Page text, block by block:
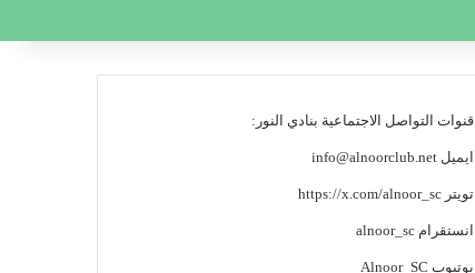
قنوات التواصل الاجتماعية بنادي النور:
ايميلinfo@alnoorclub.net
تويترhttps://x.com/alnoor_sc
انستقرامalnoor_sc
يوتيوب Alnoor_SC